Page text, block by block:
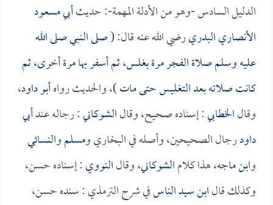
الدليل السادس -وهو من الأدلة المهمة-: حديثأبي مسعود
الأنصاري البدريرضي الله عنه قال: (صلى النبي صلى الله
عليه وسلم صلاة الفجر مرة بغلس، ثم أسفر بها مرة أخرى، ثم
كانت صلاته بعد التغليس حتى مات)، والحديث رواهأبو داود،
وقالالخطابي: إسناده صحيح، وقالالشوكاني: رجاله عندأبي
داودرجال الصحيحين، وأصله في البخاري ومسلموالنسائي
وابن ماجه، هذا كلامالشوكاني، وقالالنووي: إسناده حسن،
وكذلك قالابن سيد الناسفي شرح الترمذي : سنده حسن،